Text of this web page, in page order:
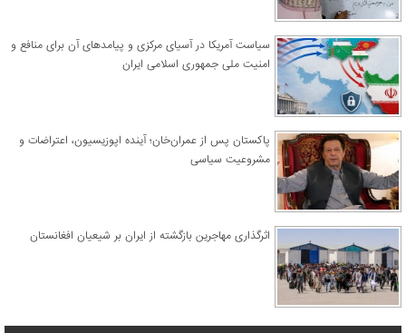
سیاست آمریکا در آسیای مرکزی و پیامدهای آن برای منافع و
امنیت ملی جمهوری اسلامی ایران
پاکستان پس از عمران‌خان؛ آینده اپوزیسیون، اعتراضات و
مشروعیت سیاسی
اثرگذاری مهاجرین بازگشته از ایران بر شیعیان افغانستان